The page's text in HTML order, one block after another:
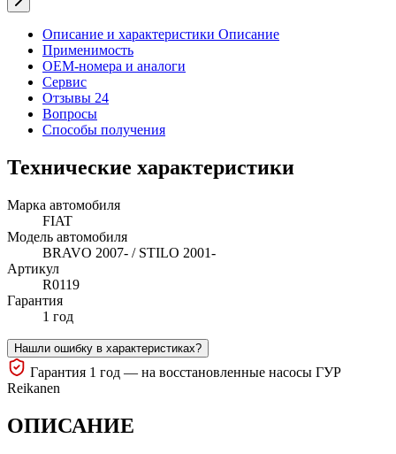
Описание и характеристики Описание
Применимость
OEM-номера и аналоги
Сервис
Отзывы 24
Вопросы
Способы получения
Технические характеристики
Марка автомобиля
FIAT
Модель автомобиля
BRAVO 2007- / STILO 2001-
Артикул
R0119
Гарантия
1 год
Нашли ошибку в характеристиках?
Гарантия 1 год — на восстановленные насосы ГУР
Reikanen
ОПИСАНИЕ